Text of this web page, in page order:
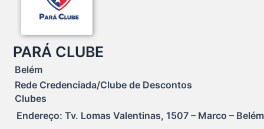
PARÁ CLUBE
Belém
Rede Credenciada/Clube de Descontos
Clubes
Endereço: Tv. Lomas Valentinas, 1507 – Marco –